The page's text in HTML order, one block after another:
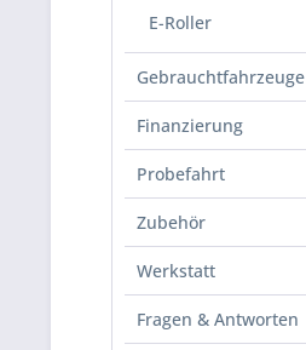
E-Roller
Gebrauchtfahrzeuge
Finanzierung
Probefahrt
Zubehör
Werkstatt
Fragen & Antworten